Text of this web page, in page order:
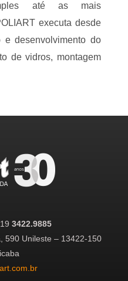
até as mais
executa desde
desenvolvimento do
de vidros, montagem
3422.9885
590 Unileste – 13422-150